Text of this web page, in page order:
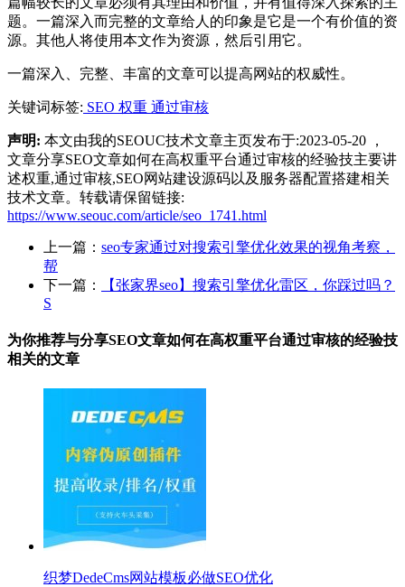
题。一篇深入而完整的文章给人的印象是它是一个有价值的资
源。其他人将使用本文作为资源，然后引用它。
一篇深入、完整、丰富的文章可以提高网站的权威性。
关键词标签: SEO 权重 通过审核
声明: 本文由我的SEOUC技术文章主页发布于:2023-05-20 ，
文章分享SEO文章如何在高权重平台通过审核的经验技主要讲
述权重,通过审核,SEO网站建设源码以及服务器配置搭建相关
技术文章。转载请保留链接:
https://www.seouc.com/article/seo_1741.html
上一篇： seo专家通过对搜索引擎优化效果的视角考察，
帮
下一篇：
【张家界seo】搜索引擎优化雷区，你踩过吗？
S
为你推荐与分享SEO文章如何在高权重平台通过审核的经验技
相关的文章
织梦DedeCms网站模板必做SEO优化